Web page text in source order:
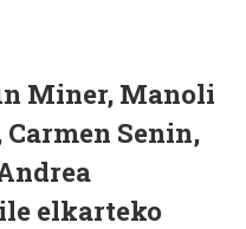
Miner, Manoli
Senin,
elkarteko